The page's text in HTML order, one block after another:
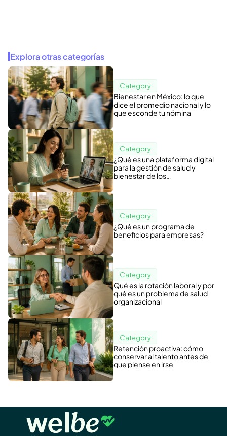
Explora otras categorías
Category
Bienestar en México: lo que
dice el promedio nacional y lo
que esconde tu nómina
Category
¿Qué es una plataforma digital
para la gestión de salud y
bienestar de los
Category
¿Qué es un programa de
beneficios para empresas?
Category
Qué es la rotación laboral y por
qué es un problema de salud
organizacional
Category
Retención proactiva: cómo
conservar al talento antes de
que piense en irse